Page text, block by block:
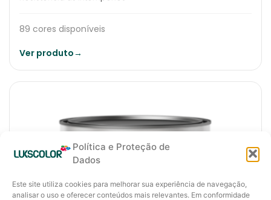
Política e Proteção de
Dados
Este site utiliza cookies para melhorar sua experiência de navegação,
analisar o uso e oferecer conteúdos mais relevantes. Em conformidade
89 cores disponíveis
Ver produto→